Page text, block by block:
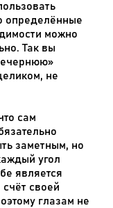
определённые
можно
Так вы
не
сам
заметным, но
угол
является
своей
глазам не